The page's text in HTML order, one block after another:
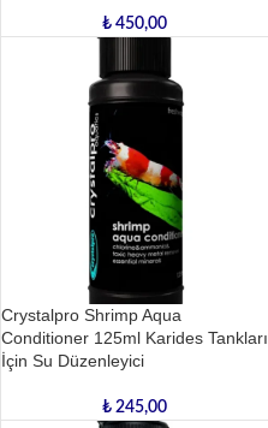
₺ 450,00
Crystalpro Shrimp Aqua
Conditioner 125ml Karides Tankları
İçin Su Düzenleyici
₺ 245,00